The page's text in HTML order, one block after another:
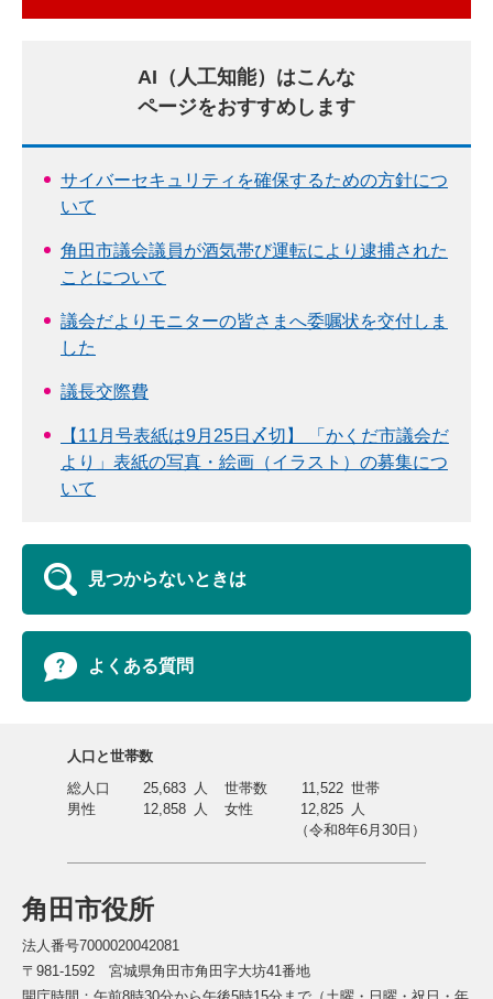
AI（人工知能）はこんな
ページをおすすめします
サイバーセキュリティを確保するための方針につ
いて
角田市議会議員が酒気帯び運転により逮捕された
ことについて
議会だよりモニターの皆さまへ委嘱状を交付しま
した
議長交際費
【11月号表紙は9月25日〆切】 「かくだ市議会だ
より」表紙の写真・絵画（イラスト）の募集につ
いて
見つからないときは
よくある質問
角田市役所
法人番号7000020042081
〒981-1592 宮城県角田市角田字大坊41番地
人口と世帯数
総人口
25,683 人 世帯数 11,522 世帯
男性
12,858 人 女性 12,825 人
（令和8年6月30日）